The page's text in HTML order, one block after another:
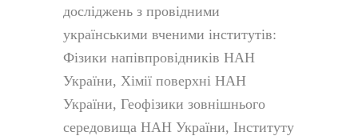
досліджень з провідними
українськими вченими інститутів:
Фізики напівпровідників НАН
України, Хімії поверхні НАН
України, Геофізики зовнішнього
середовища НАН України, Інституту